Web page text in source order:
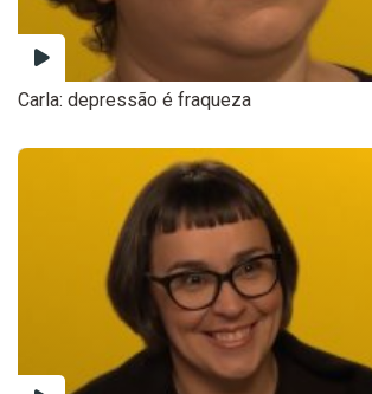
Carla: depressão é fraqueza